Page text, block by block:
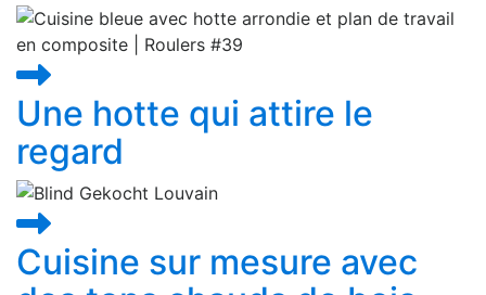
Une hotte qui attire le
regard
Cuisine sur mesure avec